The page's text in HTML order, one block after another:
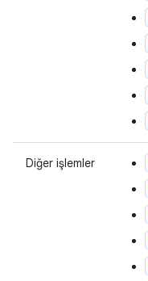
Diğer işlemler